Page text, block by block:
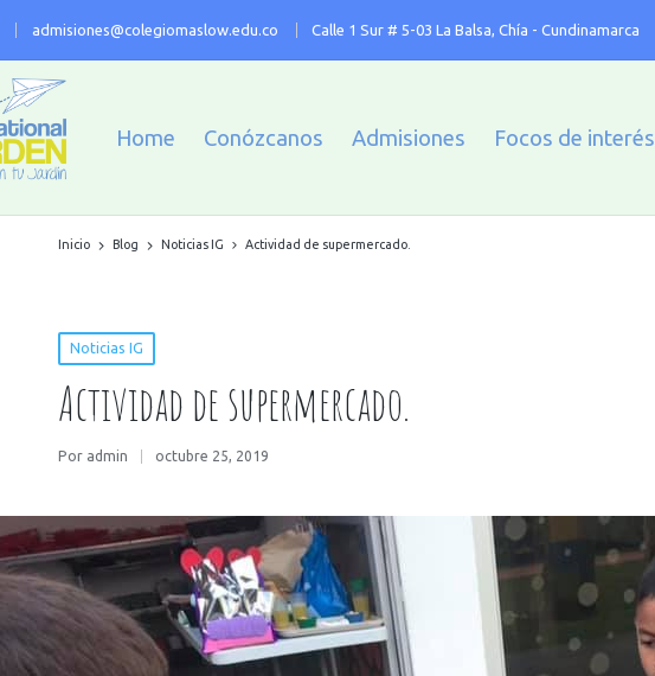
admisiones@colegiomaslow.edu.co Calle 1 Sur # 5-03 La Balsa, Chía - Cundinamarca
Home Conózcanos Admisiones Focos de interés
Inicio Blog Noticias IG Actividad de supermercado.
Noticias IG
Actividad de supermercado.
Por admin octubre 25, 2019